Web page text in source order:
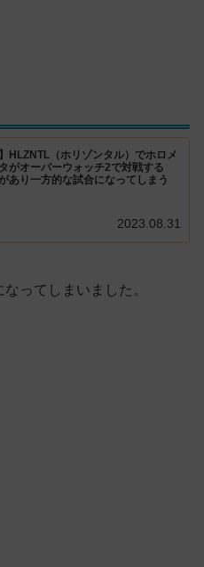
HLZNTL（ホリゾンタル）でホロメ
がオーバーウォッチ2で対戦する
あり一方的な試合になってしまう
2023.08.31
ってしまいました。